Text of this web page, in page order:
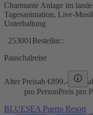
Charmante Anlage im
Tagesanimation, Live-
Unterhaltung
253001 Bestellnr.:
Pauschalreise
Alter Preisab €899,-
pro PersonPreis pro
BLUESEA Puerto Resort